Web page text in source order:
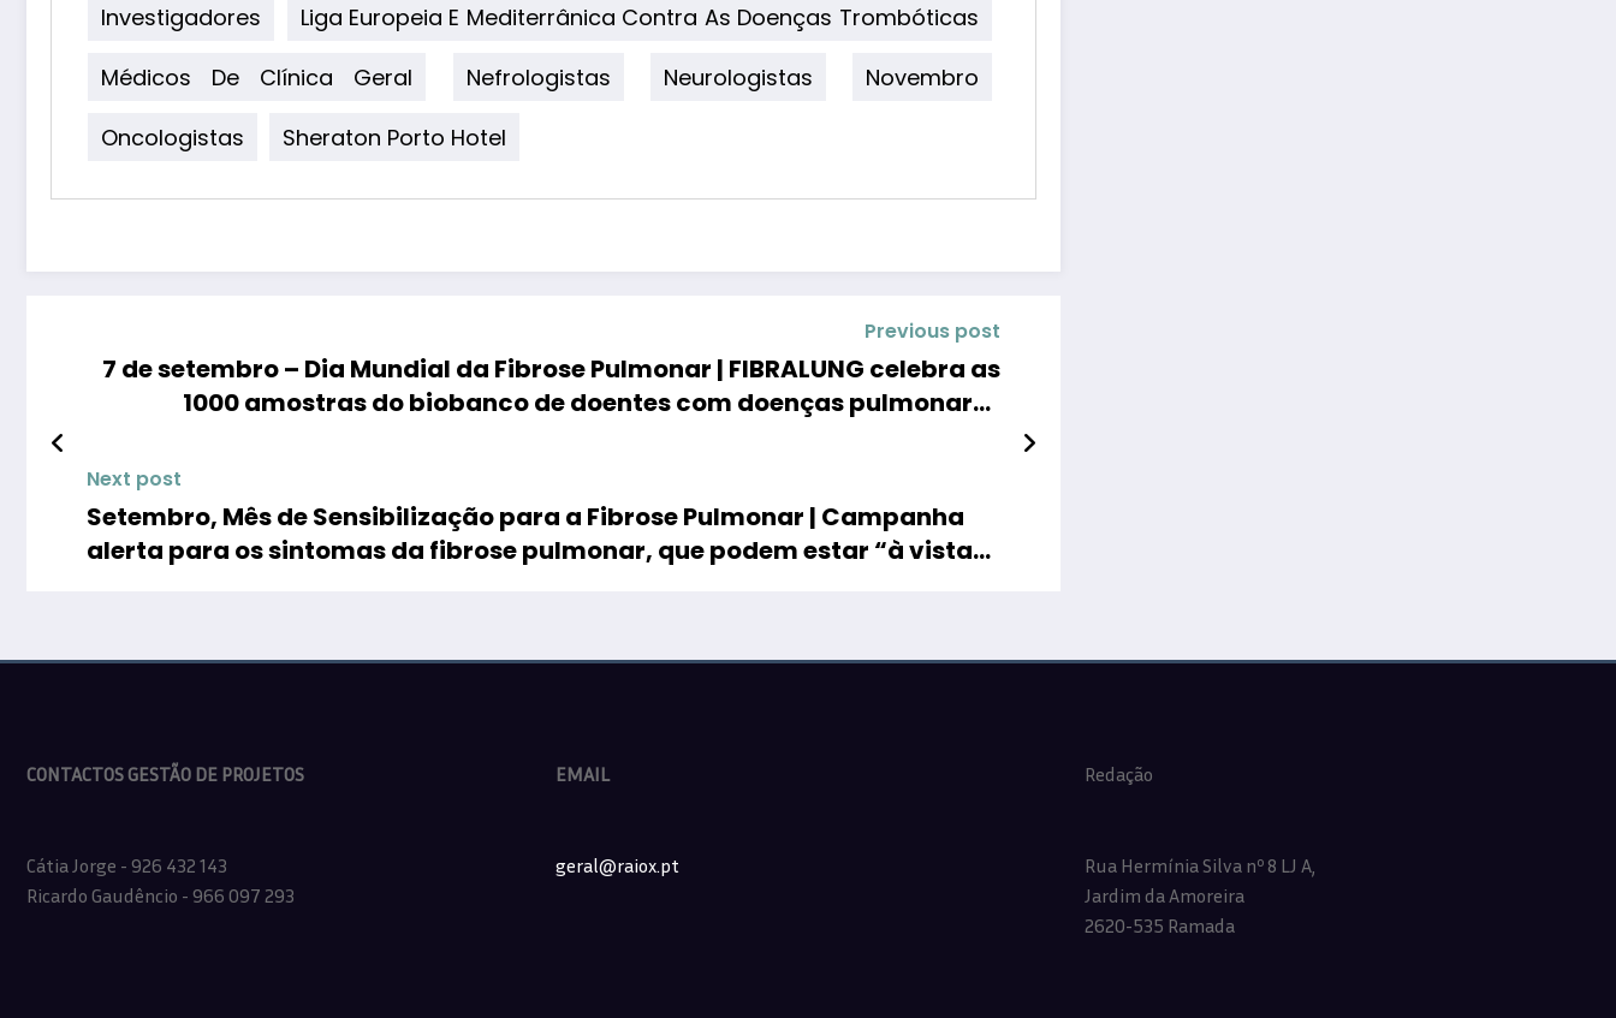
Investigadores
Liga Europeia E Mediterrânica Contra As Doenças Trombóticas
Médicos De Clínica Geral
Nefrologistas Neurologistas
Novembro
Oncologistas
Sheraton Porto Hotel
Previous post
7 de setembro – Dia Mundial da Fibrose Pulmonar | FIBRALUNG celebra as
1000 amostras do biobanco de doentes com doenças pulmonares
Next post
Setembro, Mês de Sensibilização para a Fibrose Pulmonar | Campanha
alerta para os sintomas da fibrose pulmonar, que podem estar “à vista
CONTACTOS GESTÃO DE PROJETOS
Cátia Jorge - 926 432 143
Ricardo Gaudêncio - 966 097 293
EMAIL
geral@raiox.pt
Redação
Rua Hermínia Silva nº 8 LJ A,
Jardim da Amoreira
2620-535 Ramada